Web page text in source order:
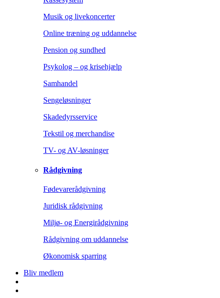
Musik og livekoncerter
Online træning og uddannelse
Pension og sundhed
Psykolog – og krisehjælp
Samhandel
Sengeløsninger
Skadedyrsservice
Tekstil og merchandise
TV- og AV-løsninger
Rådgivning
Fødevarerådgivning
Juridisk rådgivning
Miljø- og Energirådgivning
Rådgivning om uddannelse
Økonomisk sparring
Bliv medlem